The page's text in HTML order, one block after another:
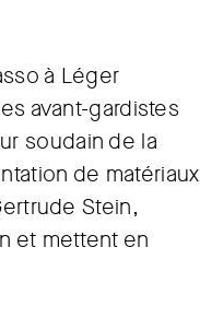
à Léger
avant-gardistes
soudain de la
de matériaux
Stein,
et mettent en